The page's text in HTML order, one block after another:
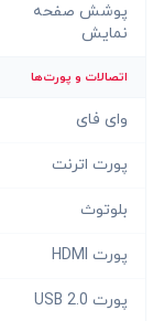
پوشش صفحه
نمایش
اتصالات و پورت‌ها
وای فای
پورت اترنت
بلوتوث
پورت HDMI
پورت USB 2.0